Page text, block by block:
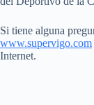
Si tiene alguna
www.supervigo.com
Internet.